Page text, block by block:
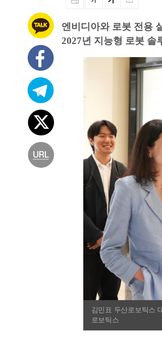
엔비디아와 로봇 전용
2027년 지능형 로봇 솔
김민표 두산로보틱스
로보틱스